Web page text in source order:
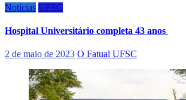
Notícias UFSC
Hospital Universitário completa 43 anos
2 de maio de 2023 O Fatual UFSC